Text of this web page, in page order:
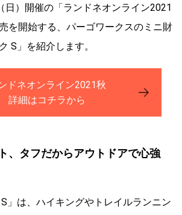
日）開催の「ランドネオンライン2021
を開始する、パーゴワークスのミニ財
S」を紹介します。
ドネオンライン2021秋
詳細はコチラから
、タフだからアウトドアで心強
S」は、ハイキングやトレイルランニン